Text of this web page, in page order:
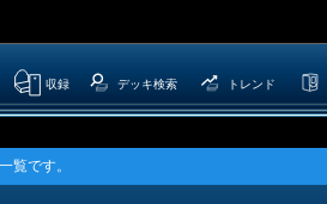
収録 デッキ検索 トレンド
覧です。